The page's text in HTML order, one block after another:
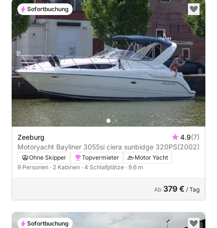
Zeeburg 4.9(7)
Motoryacht Bayliner 3055si ciera sunbidge 320PS(2002)
Ohne Skipper Topvermieter
Motor Yacht
9 Personen · 2 Kabinen · 4 Schlafplätze · 9.6 m
Ab 379 € / Tag
Sofortbuchung
Sofortbuchung